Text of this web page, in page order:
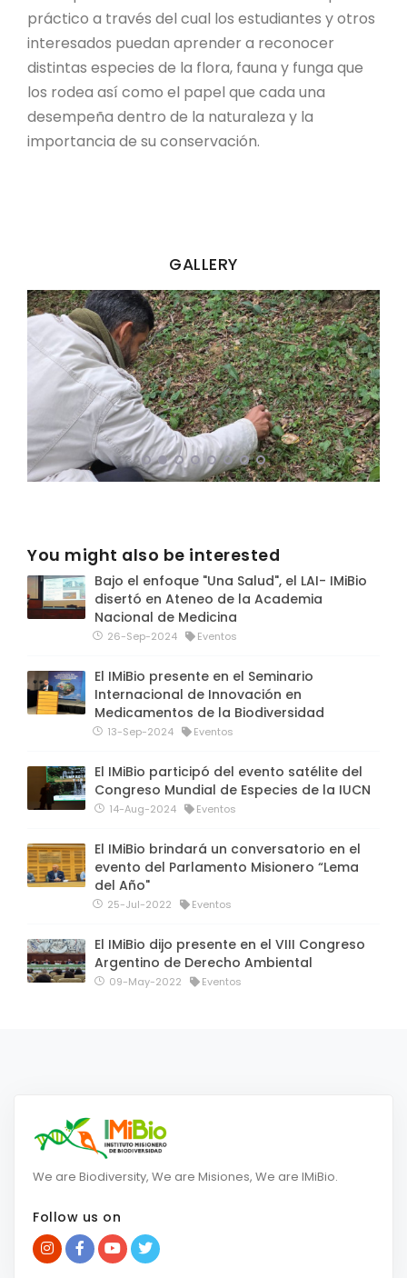
práctico a través del cual los estudiantes y otros
interesados puedan aprender a reconocer
distintas especies de la flora, fauna y funga que
los rodea así como el papel que cada una
desempeña dentro de la naturaleza y la
importancia de su conservación.
GALLERY
You might also be interested
Bajo el enfoque "Una Salud", el LAI- IMiBio
disertó en Ateneo de la Academia
Nacional de Medicina
26-Sep-2024 Eventos
El IMiBio presente en el Seminario
Internacional de Innovación en
Medicamentos de la Biodiversidad
13-Sep-2024 Eventos
El IMiBio participó del evento satélite del
Congreso Mundial de Especies de la IUCN
14-Aug-2024 Eventos
El IMiBio brindará un conversatorio en el
evento del Parlamento Misionero “Lema
del Año"
25-Jul-2022 Eventos
El IMiBio dijo presente en el VIII Congreso
Argentino de Derecho Ambiental
09-May-2022 Eventos
We are Biodiversity, We are Misiones, We are IMiBio.
Follow us on